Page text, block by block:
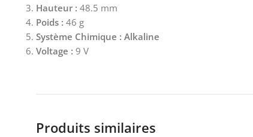
Hauteur : 48.5 mm
Poids : 46 g
Système Chimique : Alkaline
Voltage : 9 V
Produits similaires